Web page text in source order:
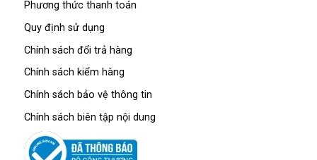
Phương thức thanh toán
Quy định sử dụng
Chính sách đổi trả hàng
Chính sách kiểm hàng
Chính sách bảo vệ thông tin
Chính sách biên tập nội dung